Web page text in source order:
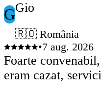
GGio
🇷🇴 România
•7 aug. 2026
Foarte
eram cazat,